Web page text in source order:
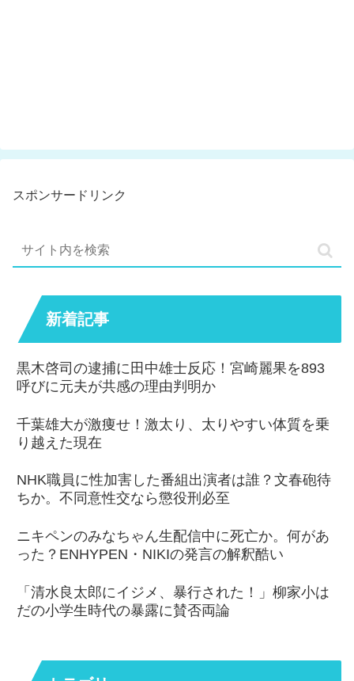
スポンサードリンク
新着記事
黒木啓司の逮捕に田中雄士反応！宮崎麗果を893
呼びに元夫が共感の理由判明か
千葉雄大が激痩せ！激太り、太りやすい体質を乗
り越えた現在
NHK職員に性加害した番組出演者は誰？文春砲待
ちか。不同意性交なら懲役刑必至
ニキペンのみなちゃん生配信中に死亡か。何があ
った？ENHYPEN・NIKIの発言の解釈酷い
「清水良太郎にイジメ、暴行された！」柳家小は
だの小学生時代の暴露に賛否両論